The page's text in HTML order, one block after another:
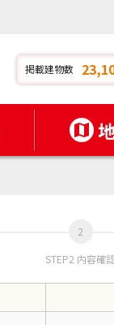
掲載建物数
STEP2 内容確